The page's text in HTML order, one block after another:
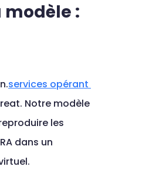
:
services opérant
Notre modèle
les
dans un